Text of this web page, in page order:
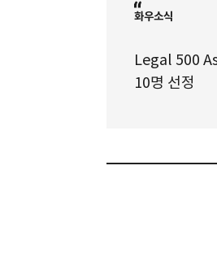
화우소식
Legal 500
10명 선정